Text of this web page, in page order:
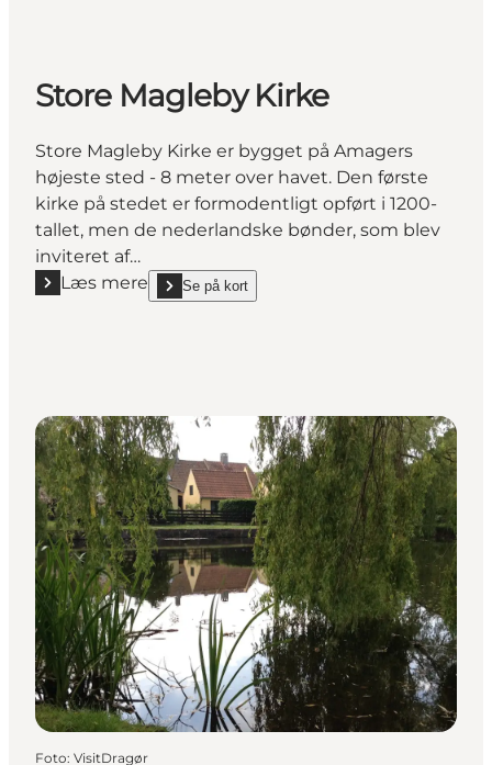
Store Magleby Kirke
Store Magleby Kirke er bygget på Amagers
højeste sted - 8 meter over havet. Den første
kirke på stedet er formodentligt opført i 1200-
tallet, men de nederlandske bønder, som blev
inviteret af…
Læs mere
Læs mere "Store Magleby Kirke"
Se på kort
show Store Magleby Kirke on_map
Foto: VisitDragør